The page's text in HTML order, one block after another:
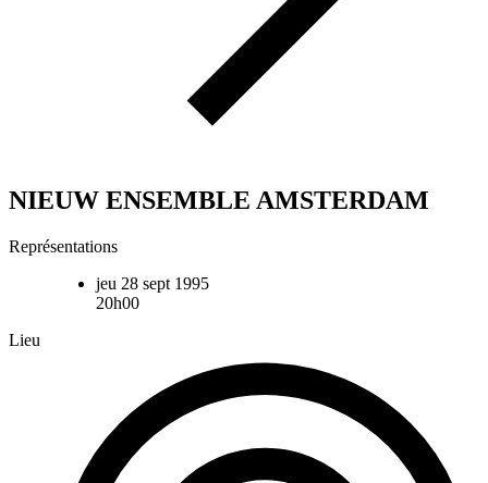
NIEUW ENSEMBLE AMSTERDAM
Représentations
jeu 28 sept 1995
20h00
Lieu